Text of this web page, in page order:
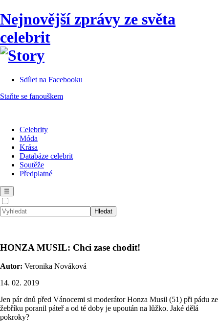
Nejnovější zprávy ze světa
celebrit
Sdílet na Facebooku
Staňte se fanouškem
Celebrity
Móda
Krása
Databáze celebrit
Soutěže
Předplatné
☰
HONZA MUSIL: Chci zase chodit!
Autor: Veronika Nováková
14. 02. 2019
Jen pár dnů před Vánocemi si moderátor Honza Musil (51) při pádu ze
žebříku poranil páteř a od té doby je upoután na lůžko. Jaké dělá
pokroky?